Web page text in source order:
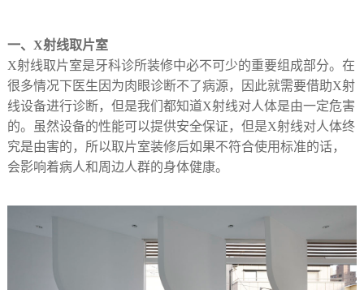
一、X射线取片室
X射线取片室是牙科诊所装修中必不可少的重要组成部分。在
很多情况下医生因为肉眼诊断不了病源，因此就需要借助X射
线设备进行诊断，但是我们都知道X射线对人体是由一定危害
的。虽然设备的性能可以提供安全保证，但是X射线对人体终
究是由害的，所以取片室装修后如果不符合使用标准的话，
会影响着病人和周边人群的身体健康。